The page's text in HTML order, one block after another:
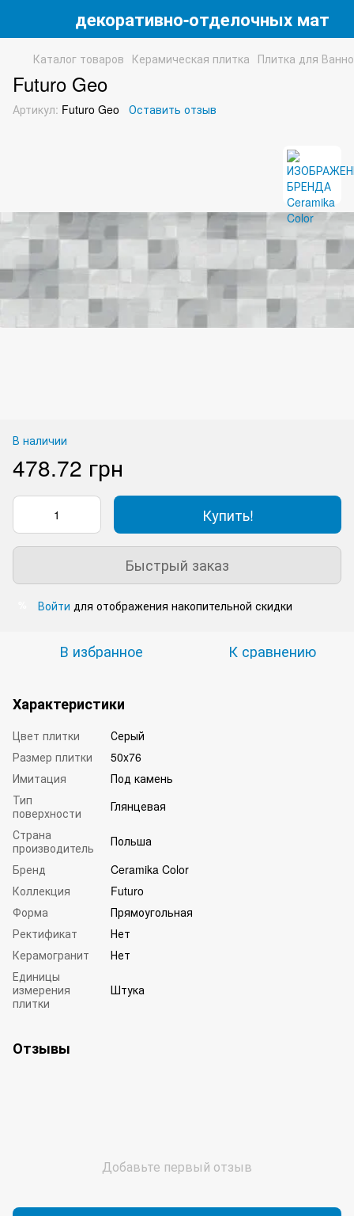
декоративно-отделочных
Каталог товаров Керамическая плитка Плитка для
Futuro Geo
Артикул: Futuro Geo Оставить отзыв
В наличии
478.72 грн
Купить!
Быстрый заказ
Войти для отображения накопительной скидки
В избранное К сравнению
Характеристики
Цвет плитки
Серый
Размер плитки
50x76
Имитация
Под камень
Тип
поверхности
Глянцевая
Страна
производитель
Польша
Бренд
Ceramika Color
Коллекция
Futuro
Форма
Прямоугольная
Ректификат
Нет
Керамогранит
Нет
Единицы
измерения
плитки
Штука
Отзывы
Добавьте первый отзыв